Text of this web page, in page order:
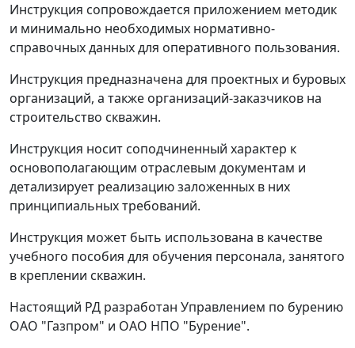
Инструкция сопровождается приложением методик
и минимально необходимых нормативно-
справочных данных для оперативного пользования.
Инструкция предназначена для проектных и буровых
организаций, а также организаций-заказчиков на
строительство скважин.
Инструкция носит соподчиненный характер к
основополагающим отраслевым документам и
детализирует реализацию заложенных в них
принципиальных требований.
Инструкция может быть использована в качестве
учебного пособия для обучения персонала, занятого
в креплении скважин.
Настоящий РД разработан Управлением по бурению
ОАО "Газпром" и ОАО НПО "Бурение".